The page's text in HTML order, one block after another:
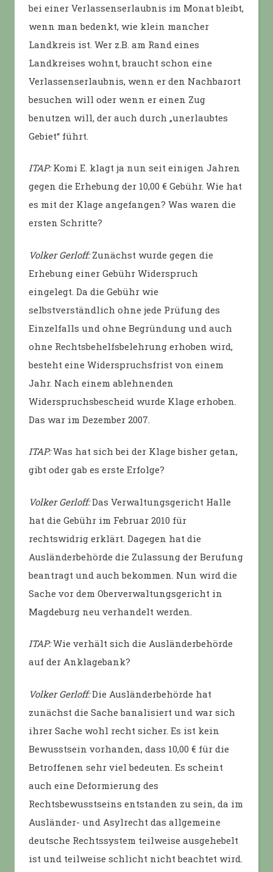
bei einer Verlassenserlaubnis im Monat bleibt,
wenn man bedenkt, wie klein mancher
Landkreis ist. Wer z.B. am Rand eines
Landkreises wohnt, braucht schon eine
Verlassenserlaubnis, wenn er den Nachbarort
besuchen will oder wenn er einen Zug
benutzen will, der auch durch „unerlaubtes
Gebiet“ führt.
ITAP:Komi E. klagt ja nun seit einigen Jahren
gegen die Erhebung der 10,00 € Gebühr. Wie hat
es mit der Klage angefangen? Was waren die
ersten Schritte?
Volker Gerloff:Zunächst wurde gegen die
Erhebung einer Gebühr Widerspruch
eingelegt. Da die Gebühr wie
selbstverständlich ohne jede Prüfung des
Einzelfalls und ohne Begründung und auch
ohne Rechtsbehelfsbelehrung erhoben wird,
besteht eine Widerspruchsfrist von einem
Jahr. Nach einem ablehnenden
Widerspruchsbescheid wurde Klage erhoben.
Das war im Dezember 2007.
ITAP:Was hat sich bei der Klage bisher getan,
gibt oder gab es erste Erfolge?
Volker Gerloff:Das Verwaltungsgericht Halle
hat die Gebühr im Februar 2010 für
rechtswidrig erklärt. Dagegen hat die
Ausländerbehörde die Zulassung der Berufung
beantragt und auch bekommen. Nun wird die
Sache vor dem Oberverwaltungsgericht in
Magdeburg neu verhandelt werden.
ITAP:Wie verhält sich die Ausländerbehörde
auf der Anklagebank?
Volker Gerloff:Die Ausländerbehörde hat
zunächst die Sache banalisiert und war sich
ihrer Sache wohl recht sicher. Es ist kein
Bewusstsein vorhanden, dass 10,00 € für die
Betroffenen sehr viel bedeuten. Es scheint
auch eine Deformierung des
Rechtsbewusstseins entstanden zu sein, da im
Ausländer- und Asylrecht das allgemeine
deutsche Rechtssystem teilweise ausgehebelt
ist und teilweise schlicht nicht beachtet wird.